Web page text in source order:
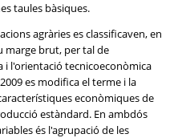
taules bàsiques.
agràries es classificaven, en
marge brut, per tal de
l'orientació tecnicoeconòmica
es modifica el terme i la
econòmiques de
estàndard. En ambdós
és l'agrupació de les